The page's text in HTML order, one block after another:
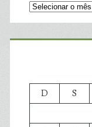
D
S